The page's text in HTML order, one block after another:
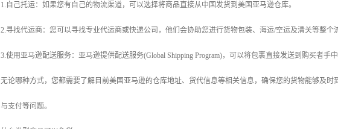
1.自己托运：如果您有自己的物流渠道，可以选择将商品直接从中国发货到美国亚马逊仓库。
2.寻找代运商：您可以寻找专业代运商或快递公司，他们会协助您进行货物包装、海运/空运及清关等整个
3.使用亚马逊配送服务：亚马逊提供配送服务(Global Shipping Program)，可以将包裹直接发送到购买者手
无论哪种方式，您都需要了解目前美国亚马逊的仓库地址、货代信息等相关信息，确保您的货物能够及
与支付等问题。